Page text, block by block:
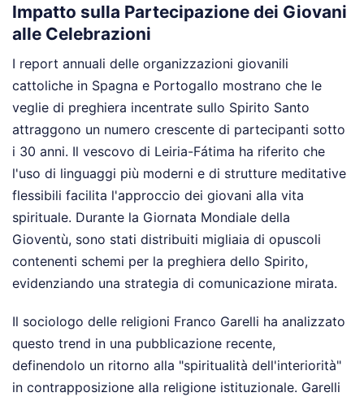
Impatto sulla Partecipazione dei Giovani
alle Celebrazioni
I report annuali delle organizzazioni giovanili
cattoliche in Spagna e Portogallo mostrano che le
veglie di preghiera incentrate sullo Spirito Santo
attraggono un numero crescente di partecipanti sotto
i 30 anni. Il vescovo di Leiria-Fátima ha riferito che
l'uso di linguaggi più moderni e di strutture meditative
flessibili facilita l'approccio dei giovani alla vita
spirituale. Durante la Giornata Mondiale della
Gioventù, sono stati distribuiti migliaia di opuscoli
contenenti schemi per la preghiera dello Spirito,
evidenziando una strategia di comunicazione mirata.
Il sociologo delle religioni Franco Garelli ha analizzato
questo trend in una pubblicazione recente,
definendolo un ritorno alla "spiritualità dell'interiorità"
in contrapposizione alla religione istituzionale. Garelli